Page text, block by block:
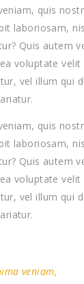
quis
laboriosam,
Quis autem
voluptate velit
vel illum qui
quis
laboriosam,
Quis autem
voluptate velit
vel illum qui
veniam,